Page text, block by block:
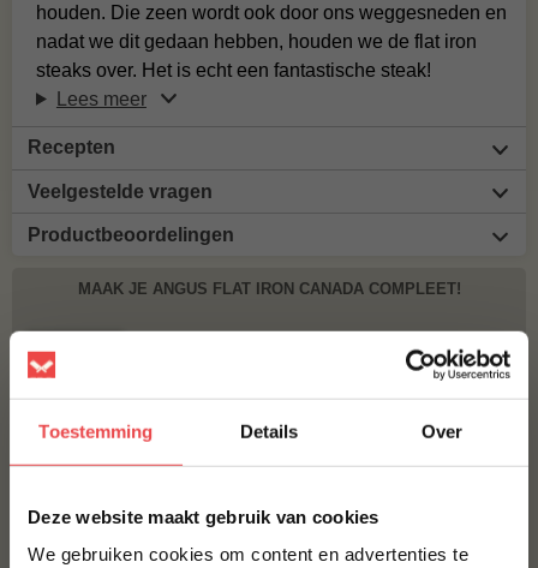
Toestemming Details Over
Deze website maakt gebruik van cookies
We gebruiken cookies om content en advertenties te
houden. Die zeen wordt ook door ons weggesneden en
nadat we dit gedaan hebben, houden we de flat iron
steaks over. Het is echt een fantastische steak!
Lees meer
Recepten
Veelgestelde vragen
Productbeoordelingen
MAAK JE ANGUS FLAT IRON CANADA COMPLEET!
€ 9,95
ROOKCHUNKS STEENEIK